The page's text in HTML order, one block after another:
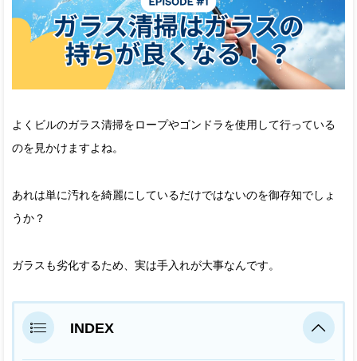
よくビルのガラス清掃をロープやゴンドラを使用して行っている
のを見かけますよね。
あれは単に汚れを綺麗にしているだけではないのを御存知でしょ
うか？
ガラスも劣化するため、実は手入れが大事なんです。
INDEX